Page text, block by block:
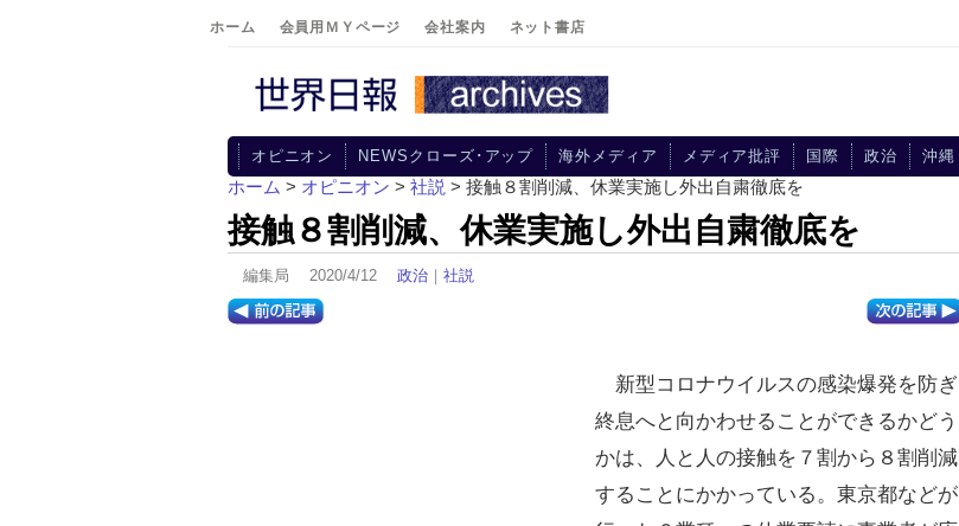
ホーム 会員用ＭＹページ 会社案内 ネット書店
オピニオン NEWSクローズ･アップ 海外メディア メディア批評 国際 政治 沖縄
ホーム > オピニオン > 社説 > 接触８割削減、休業実施し外出自粛徹底を
接触８割削減、休業実施し外出自粛徹底を
編集局 2020/4/12 政治 ｜ 社説
新型コロナウイルスの感染爆発を防ぎ
終息へと向かわせることができるかどう
かは、人と人の接触を７割から８割削減
することにかかっている。東京都などが